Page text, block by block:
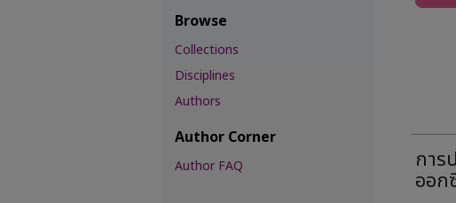
การ
ออก
Browse
Collections
Disciplines
Authors
Author Corner
Author FAQ